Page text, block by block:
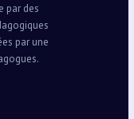
par des
par une